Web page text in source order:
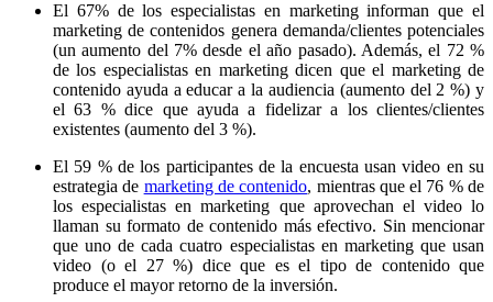
El 67% de los especialistas en marketing informan que el
marketing de contenidos genera demanda/clientes potenciales
(un aumento del 7% desde el año pasado). Además, el 72 %
de los especialistas en marketing dicen que el marketing de
contenido ayuda a educar a la audiencia (aumento del 2 %) y
el 63 % dice que ayuda a fidelizar a los clientes/clientes
existentes (aumento del 3 %).
El 59 % de los participantes de la encuesta usan video en su
estrategia de marketing de contenido, mientras que el 76 % de
los especialistas en marketing que aprovechan el video lo
llaman su formato de contenido más efectivo. Sin mencionar
que uno de cada cuatro especialistas en marketing que usan
video (o el 27 %) dice que es el tipo de contenido que
produce el mayor retorno de la inversión.